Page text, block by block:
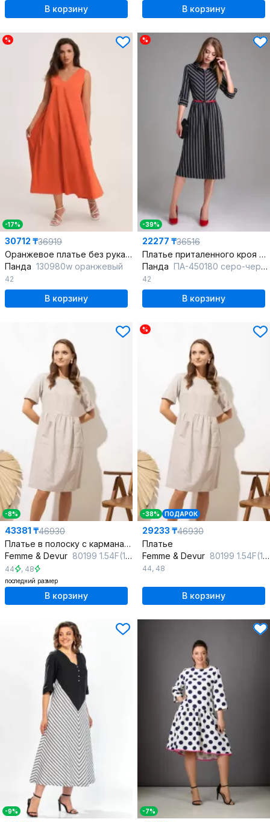
В корзину В корзину
%
-17%
30712 ₸36919
Оранжевое платье без рукавов с глубоким V и волнами
Панда 130980w оранжевый
42
В корзину
%
-39%
22277 ₸36516
Платье приталенного кроя расклешенная длина ниже колена
Панда ПА-450180 серо-черный
42
В корзину
-8%
43381 ₸46930
Платье в полоску с карманами и складками
Femme & Devur 80199 1.54F(170)
44 , 48
последний размер
В корзину
%
-38% ПОДАРОК
29233 ₸46930
Платье
Femme & Devur 80199 1.54F(170)
44, 48
В корзину
-9% -7%